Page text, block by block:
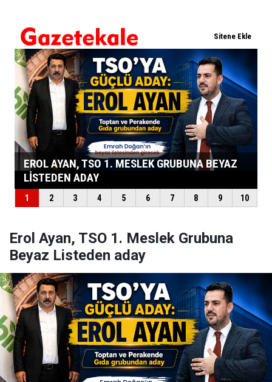
Erol Ayan, TSO 1. Meslek Grubuna
Beyaz Listeden aday